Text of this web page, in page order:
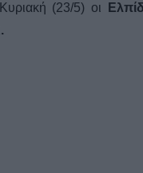
(23/5) οι